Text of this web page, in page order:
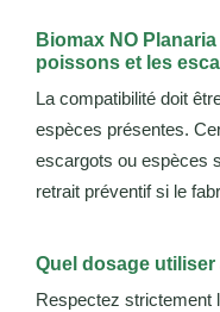
Biomax NO
poissons et les
La compatibilité doit
espèces présentes.
escargots ou espèces
retrait préventif si le
Quel dosage utiliser
Respectez strictement